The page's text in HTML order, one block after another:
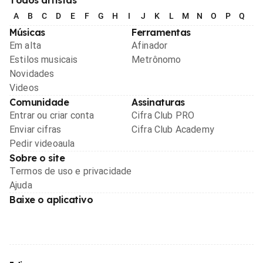
A B C D E F G H I J K L M N O P Q
Músicas
Em alta
Estilos musicais
Novidades
Videos
Ferramentas
Afinador
Metrônomo
Comunidade
Entrar ou criar conta
Enviar cifras
Pedir videoaula
Assinaturas
Cifra Club PRO
Cifra Club Academy
Sobre o site
Termos de uso e privacidade
Ajuda
Baixe o aplicativo